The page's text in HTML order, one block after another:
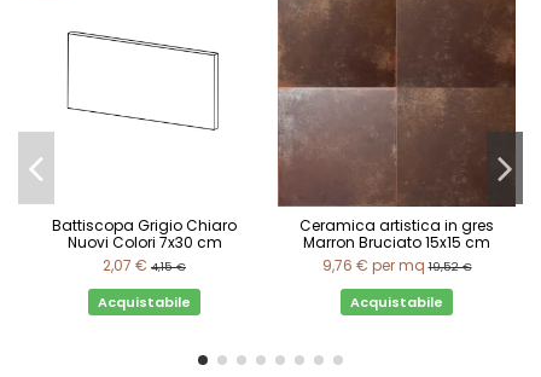
Battiscopa Grigio Chiaro
Nuovi Colori 7x30 cm
2,07 € 4,15 €
Acquistabile
Ceramica artistica in gres
Marron Bruciato 15x15 cm
9,76 € per mq 19,52 €
Acquistabile